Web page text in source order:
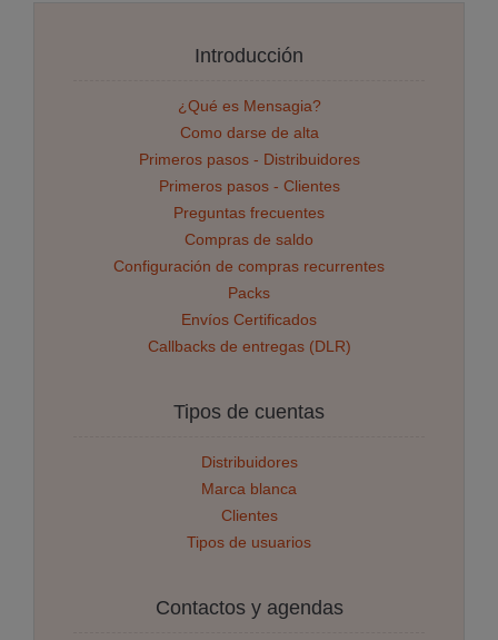
Introducción
¿Qué es Mensagia?
Como darse de alta
Primeros pasos - Distribuidores
Primeros pasos - Clientes
Preguntas frecuentes
Compras de saldo
Configuración de compras recurrentes
Packs
Envíos Certificados
Callbacks de entregas (DLR)
Tipos de cuentas
Distribuidores
Marca blanca
Clientes
Tipos de usuarios
Contactos y agendas